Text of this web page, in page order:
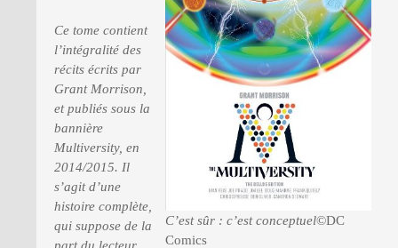
C’est sûr : c’est conceptuel©DC
Comics
Ce tome contient
l’intégralité des
récits écrits par
Grant Morrison,
et publiés sous la
bannière
Multiversity, en
2014/2015. Il
s’agit d’une
histoire complète,
qui suppose de la